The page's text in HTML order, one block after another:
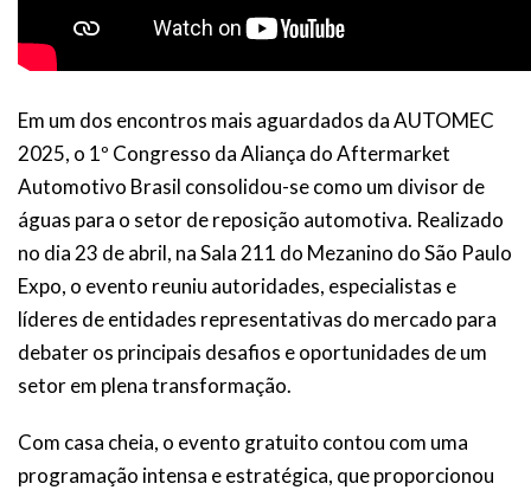
Em um dos encontros mais aguardados da AUTOMEC
2025, o 1º Congresso da Aliança do Aftermarket
Automotivo Brasil consolidou-se como um divisor de
águas para o setor de reposição automotiva. Realizado
no dia 23 de abril, na Sala 211 do Mezanino do São Paulo
Expo, o evento reuniu autoridades, especialistas e
líderes de entidades representativas do mercado para
debater os principais desafios e oportunidades de um
setor em plena transformação.
Com casa cheia, o evento gratuito contou com uma
programação intensa e estratégica, que proporcionou